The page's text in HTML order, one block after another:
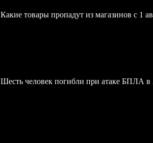
Какие товары пропадут из магазинов с 1
Шесть человек погибли при атаке БПЛА